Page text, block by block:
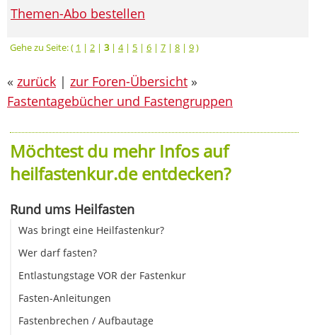
Themen-Abo bestellen
Gehe zu Seite: ( 1 | 2 | 3| 4| 5 | 6 | 7 | 8 | 9)
« zurück | zur Foren-Übersicht »
Fastentagebücher und Fastengruppen
Möchtest du mehr Infos auf
heilfastenkur.de entdecken?
Rund ums Heilfasten
Was bringt eine Heilfastenkur?
Wer darf fasten?
Entlastungstage VOR der Fastenkur
Fasten-Anleitungen
Fastenbrechen / Aufbautage